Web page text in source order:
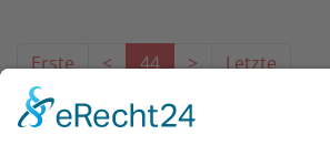
Erste < 44 > Letzte